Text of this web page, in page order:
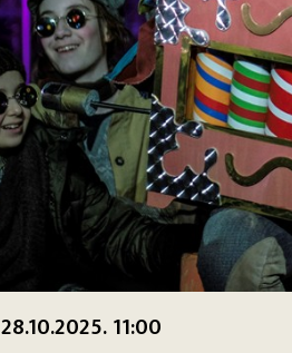
28.10.2025. 11:00